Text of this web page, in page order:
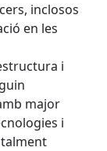
inclosos
en les
i
major
i